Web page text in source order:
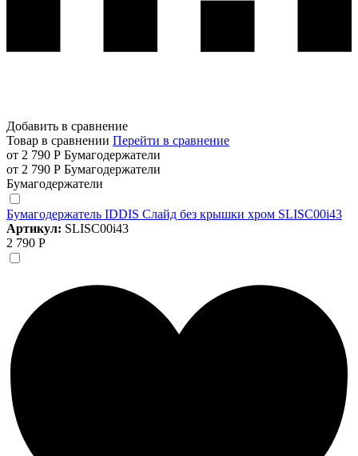
Добавить в сравнение
Товар в сравнении Перейти в сравнение
от 2 790 Р Бумагодержатели
от 2 790 Р Бумагодержатели
Бумагодержатели
Бумагодержатель IDDIS Слайд без крышки хром SLISC00i43
Артикул: SLISC00i43
2 790 Р